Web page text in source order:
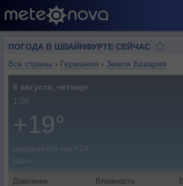
ПОГОДА В ШВАЙНФУРТЕ СЕЙЧАС
Все страны › Германия › Земля Бавария
6 августа, четверг
1:00
+19°
ощущается как +19
ясно
Давление Влажность